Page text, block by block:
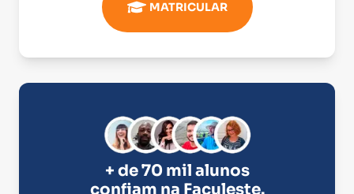
MATRICULAR
+ de 70 mil alunos
confiam na Faculeste.